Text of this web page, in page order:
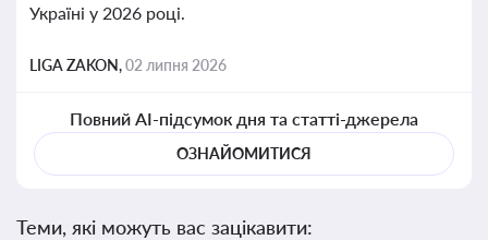
Україні у 2026 році.
LIGA ZAKON,02 липня 2026
Повний AI-підсумок дня та статті-джерела
ОЗНАЙОМИТИСЯ
Теми, які можуть вас зацікавити: